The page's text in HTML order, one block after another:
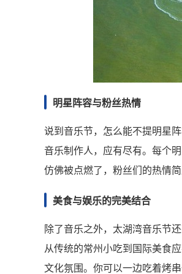
明星阵容与粉丝热情
说到音乐节，怎么能不提明星
音乐制作人，应有尽有。每个
仿佛被点燃了，粉丝们的热情
美食与娱乐的完美结合
除了音乐之外，太湖湾音乐节
从传统的常州小吃到国际美食
文化氛围。你可以一边吃着烤